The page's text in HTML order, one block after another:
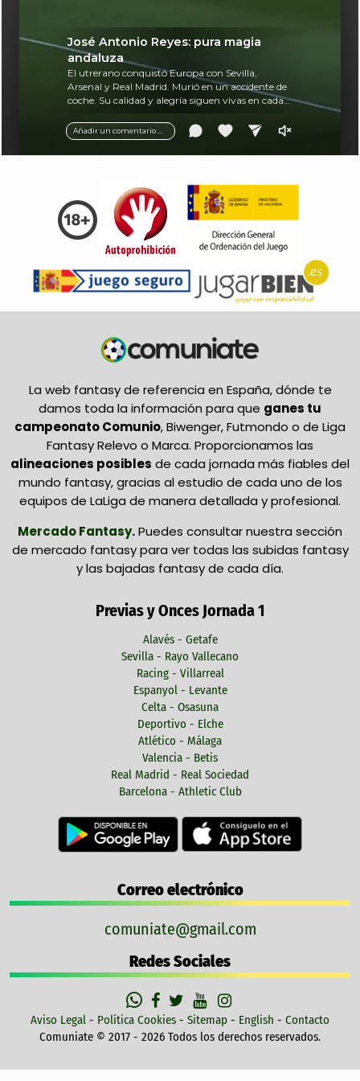
Añadir un comentario ...
José Antonio Reyes: pura magia
andaluza
El utrerano conquistó Europa con Sevilla,
Arsenal y Real Madrid. Murió en un accidente de
coche. Su calidad y alegría siguen vivas en cada
La web fantasy de referencia en España, dónde te
damos toda la información para que ganes tu
campeonato Comunio, Biwenger, Futmondo o de Liga
Fantasy Relevo o Marca. Proporcionamos las
alineaciones posibles de cada jornada más fiables del
mundo fantasy, gracias al estudio de cada uno de los
equipos de LaLiga de manera detallada y profesional.
Mercado Fantasy.Puedes consultar nuestra sección
de mercado fantasy para ver todas las subidas fantasy
y las bajadas fantasy de cada día.
Previas y Onces Jornada 1
Alavés - Getafe
Sevilla - Rayo Vallecano
Racing - Villarreal
Espanyol - Levante
Celta - Osasuna
Deportivo - Elche
Atlético - Málaga
Valencia - Betis
Real Madrid - Real Sociedad
Barcelona - Athletic Club
Correo electrónico
comuniate@gmail.com
Redes Sociales
Aviso Legal - Política Cookies - Sitemap - English - Contacto
Comuniate © 2017 - 2026 Todos los derechos reservados.